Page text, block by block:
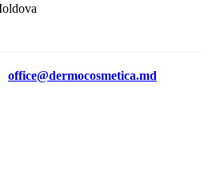
office@dermocosmetica.md